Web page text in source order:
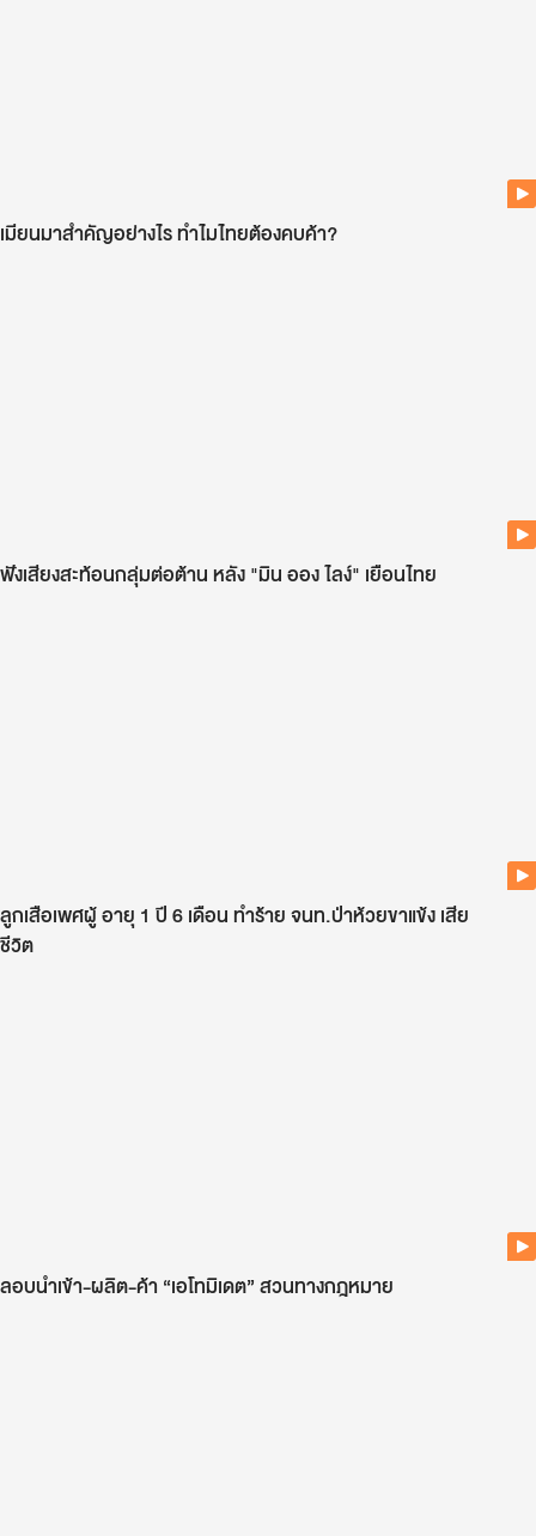
เมียนมาสำคัญอย่างไร ทำไมไทยต้องคบค้า?
ฟังเสียงสะท้อนกลุ่มต่อต้าน หลัง "มิน ออง ไลง์" เยือนไทย
ลูกเสือเพศผู้ อายุ 1 ปี 6 เดือน ทำร้าย จนท.ป่าห้วยขาแข้ง เสีย
ชีวิต
ลอบนำเข้า-ผลิต-ค้า “เอโทมิเดต” สวนทางกฎหมาย